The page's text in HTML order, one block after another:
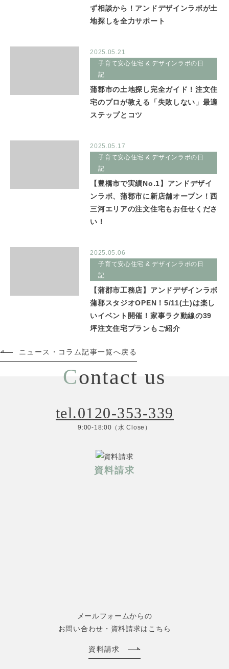
ず相談から！アンドデザインラボが土
地探しを全力サポート
2025.05.21
子育て安心住宅 & デザインラボの日
記
蒲郡市の土地探し完全ガイド！注文住
宅のプロが教える「失敗しない」最適
ステップとコツ
2025.05.17
子育て安心住宅 & デザインラボの日
記
【豊橋市で実績No.1】アンドデザイ
ンラボ、蒲郡市に新店舗オープン！西
三河エリアの注文住宅もお任せくださ
い！
2025.05.06
子育て安心住宅 & デザインラボの日
記
【蒲郡市工務店】アンドデザインラボ
蒲郡スタジオOPEN！5/11(土)は楽し
いイベント開催！家事ラク動線の39
坪注文住宅プランもご紹介
ニュース・コラム記事一覧へ戻る
Contact us
tel.0120-353-339
9:00-18:00（水 Close）
資料請求
メールフォームからの
お問い合わせ・資料請求はこちら
資料請求